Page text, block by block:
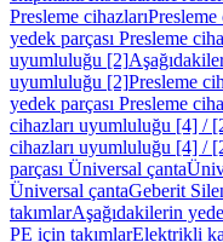
Presleme cihazları
yedek parçası Presleme
uyumluluğu [2]
uyumluluğu [2]Presleme
yedek parçası Presleme
cihazları uyumluluğu [4] /
cihazları uyumluluğu [4] /
parçası Üniversal çanta
Üniversal çantaGeberit
takımlarAşağıdakilerin
PE için takımlarElektrikli